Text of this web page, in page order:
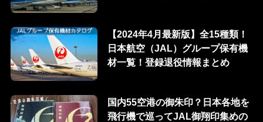
【2024年4月最新版】全15種類！
日本航空（JAL）グループ保有機
材一覧！登録退役情報まとめ
国内55空港の御朱印？日本各地を
飛行機で巡ってJAL御翔印集めの